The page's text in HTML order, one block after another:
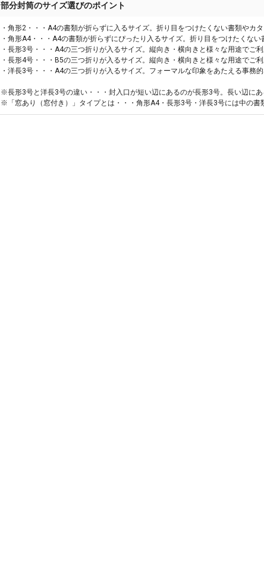
部分封筒のサイズ選びのポイント
・角形2・・・A4の書類が折らずに入るサイズ。折り目をつけたくない書類やカ
・角形A4・・・A4の書類が折らずにぴったり入るサイズ。折り目をつけたくな
・長形3号・・・A4の三つ折りが入るサイズ。縦向き・横向きと様々な用途でご
・長形4号・・・B5の三つ折りが入るサイズ。縦向き・横向きと様々な用途でご
・洋長3号・・・A4の三つ折りが入るサイズ。フォーマルな印象をあたえる事務
※長形3号と洋長3号の違い・・・封入口が短い辺にあるのが長形3号。長い辺にあ
※「窓あり（窓付き）」タイプとは・・・角形A4・長形3号・洋長3号には中の書